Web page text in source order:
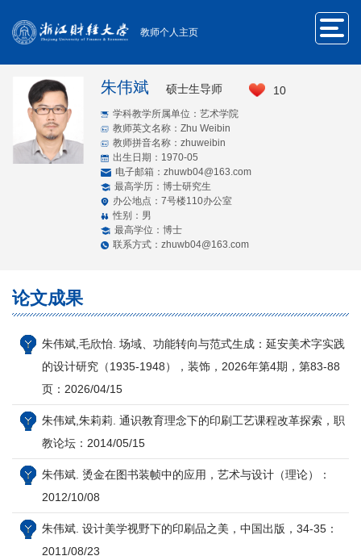
教师个人主页
朱伟斌 硕士生导师 10
学科教学所属单位：艺术学院
教师英文名称：Zhu Weibin
教师拼音名称：zhuweibin
出生日期：1970-05
电子邮箱： zhuwb04@163.com
最高学历：博士研究生
办公地点：7号楼110办公室
性别：男
最高学位：博士
联系方式：zhuwb04@163.com
论文成果
朱伟斌,毛欣怡. 场域、功能转向与范式生成：延安美术字实践
的设计研究（1935-1948），装饰，2026年第4期，第83-88
页：2026/04/15
朱伟斌,朱莉莉. 通识教育理念下的印刷工艺课程改革探索，职
教论坛：2014/05/15
朱伟斌. 烫金在图书装帧中的应用，艺术与设计（理论）：
2012/10/08
朱伟斌. 设计美学视野下的印刷品之美，中国出版，34-35：
2011/08/23